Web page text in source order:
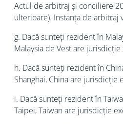
Actul de arbitraj și conciliere
ulterioare). Instanța de arbitraj
g. Dacă sunteți rezident în
Malaysia de Vest are jurisdicție
h. Dacă sunteți rezident în
Shanghai, China are jurisdicție
i. Dacă sunteți rezident în
Taipei, Taiwan are jurisdicție